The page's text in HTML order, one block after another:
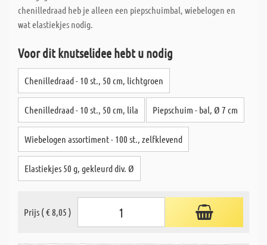
chenilledraad heb je alleen een piepschuimbal, wiebelogen en
wat elastiekjes nodig.
Voor dit knutselidee hebt u nodig
Chenilledraad - 10 st., 50 cm, lichtgroen
Chenilledraad - 10 st., 50 cm, lila Piepschuim - bal, Ø 7 cm
Wiebelogen assortiment - 100 st., zelfklevend
Elastiekjes 50 g, gekleurd div. Ø
Prijs ( € 8,05 )